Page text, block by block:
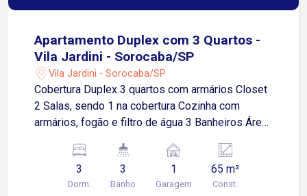
Apartamento Duplex com 3 Quartos -
Vila Jardini - Sorocaba/SP
Vila Jardini - Sorocaba/SP
Cobertura Duplex 3 quartos com armários Closet
2 Salas, sendo 1 na cobertura Cozinha com
armários, fogão e filtro de água 3 Banheiros Área
privativa 1 Vaga de garagem coberta Condomínio
oferece portaria 24 horas e portão eletrônico.
Localizado na Vila Jardini, um dos bairros mais
3
Dorm.
3
Banho
1
Garagem
65 m²
Const.